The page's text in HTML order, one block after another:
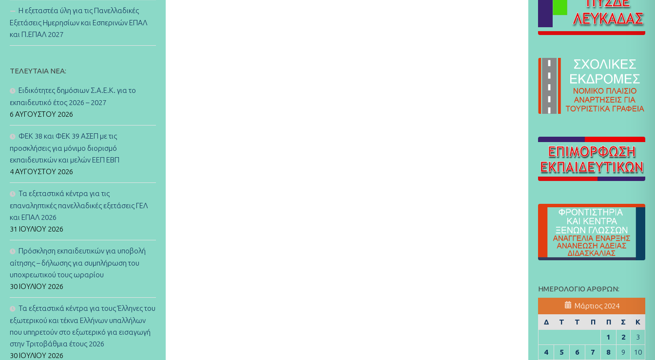
Η εξεταστέα ύλη για τις Πανελλαδικές
Εξετάσεις Ημερησίων και Εσπερινών ΕΠΑΛ
και Π.ΕΠΑΛ 2027
ΤΕΛΕΥΤΑΊΑ ΝΈΑ:
Ειδικότητες δημόσιων Σ.Α.Ε.Κ. για το
εκπαιδευτικό έτος 2026 – 2027
6 ΑΥΓΟΎΣΤΟΥ 2026
ΦΕΚ 38 και ΦΕΚ 39 ΑΣΕΠ με τις
προσκλήσεις για μόνιμο διορισμό
εκπαιδευτικών και μελών ΕΕΠ ΕΒΠ
4 ΑΥΓΟΎΣΤΟΥ 2026
Τα εξεταστικά κέντρα για τις
επαναληπτικές πανελλαδικές εξετάσεις ΓΕΛ
και ΕΠΑΛ 2026
31 ΙΟΥΛΊΟΥ 2026
Πρόσκληση εκπαιδευτικών για υποβολή
αίτησης – δήλωσης για συμπλήρωση του
υποχρεωτικού τους ωραρίου
30 ΙΟΥΛΊΟΥ 2026
Τα εξεταστικά κέντρα για τους Έλληνες του
εξωτερικού και τέκνα Ελλήνων υπαλλήλων
που υπηρετούν στο εξωτερικό για εισαγωγή
στην Τριτοβάθμια έτους 2026
30 ΙΟΥΛΊΟΥ 2026
ΗΜΕΡΟΛΌΓΙΟ ΆΡΘΡΩΝ:
Μάρτιος 2024
Δ
Τ Τ Π Π Σ
Κ
1
2
3
4
5 6 7 8 9
10